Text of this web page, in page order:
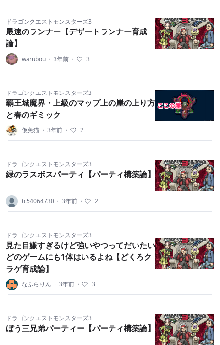
ドラゴンクエストモンスターズ3
最速のランナー【デザートランナー育成
論】
warubou ・ 3年前 ・ 3
ドラゴンクエストモンスターズ3
覇王城魔界・上級のマップ上の崖の上り方
と春のギミック
仮免猫 ・ 3年前 ・ 2
ドラゴンクエストモンスターズ3
緑のラスボスパーティ【パーティ構築論】
tc54064730 ・ 3年前 ・ 2
ドラゴンクエストモンスターズ3
見た目嫌すぎるけど強いやつってだいたい
どのゲームにも1体はいるよね【どくろク
ラゲ育成論】
なふらりん ・ 3年前 ・ 3
ドラゴンクエストモンスターズ3
ぼう三兄弟パーティー【パーティ構築論】